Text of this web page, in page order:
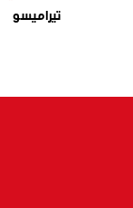
تيراميسو